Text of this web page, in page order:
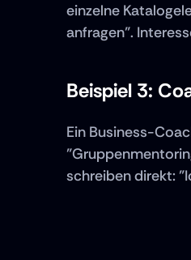
einzelne
anfragen".
Beispiel 3:
Ein Business-
schreiben direkt: